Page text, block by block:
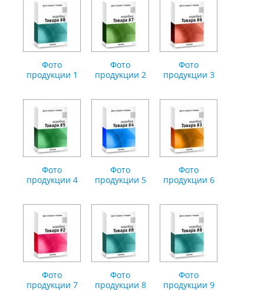
Фото
продукции 1
Фото
продукции 2
Фото
продукции 3
Фото
продукции 4
Фото
продукции 5
Фото
продукции 6
Фото
продукции 7
Фото
продукции 8
Фото
продукции 9